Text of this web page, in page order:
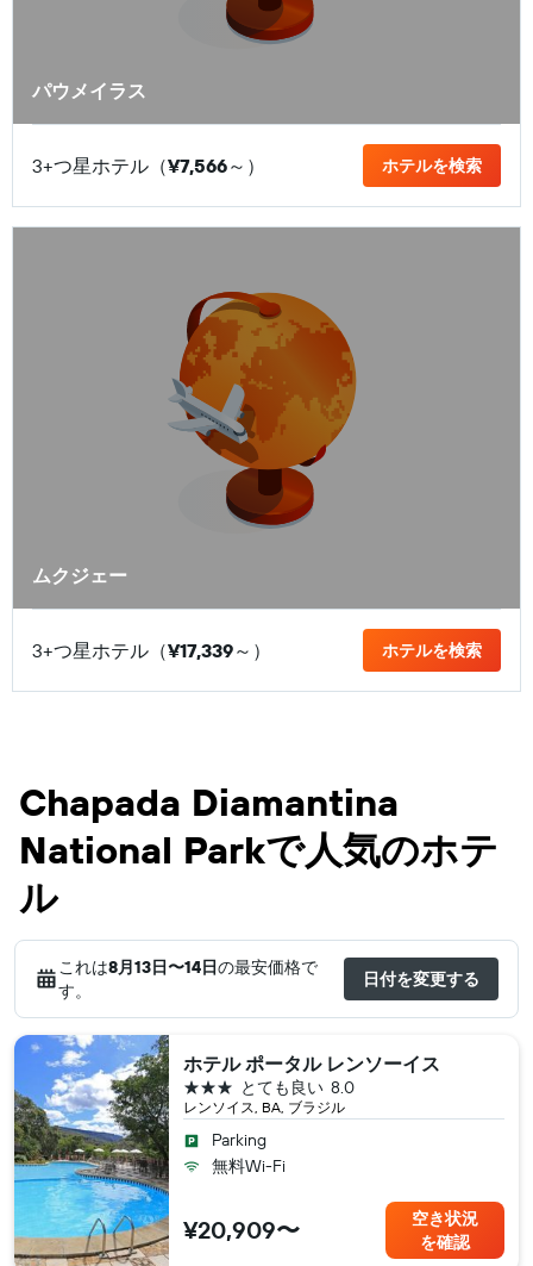
パウメイラス
3+つ星ホテル（¥7,566​～） ホテルを検索
ムクジェー
3+つ星ホテル（¥17,339​～） ホテルを検索
Chapada Diamantina
National Parkで人気のホテ
ル
これは8月13日​〜14日の最安価格で
す。
日付を変更する
ホテル ポータル レンソーイス
レンソイス, BA, ブラジル
8.0
とても良い
3つ星
Parking
無料Wi-Fi
¥20,909〜
空き状況
を確認